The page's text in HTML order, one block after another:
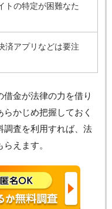
トの特定が困難なた
済アプリなどは要注
金が法律の力を借り
らかじめ把握しておく
調査を利用すれば、法
えます。